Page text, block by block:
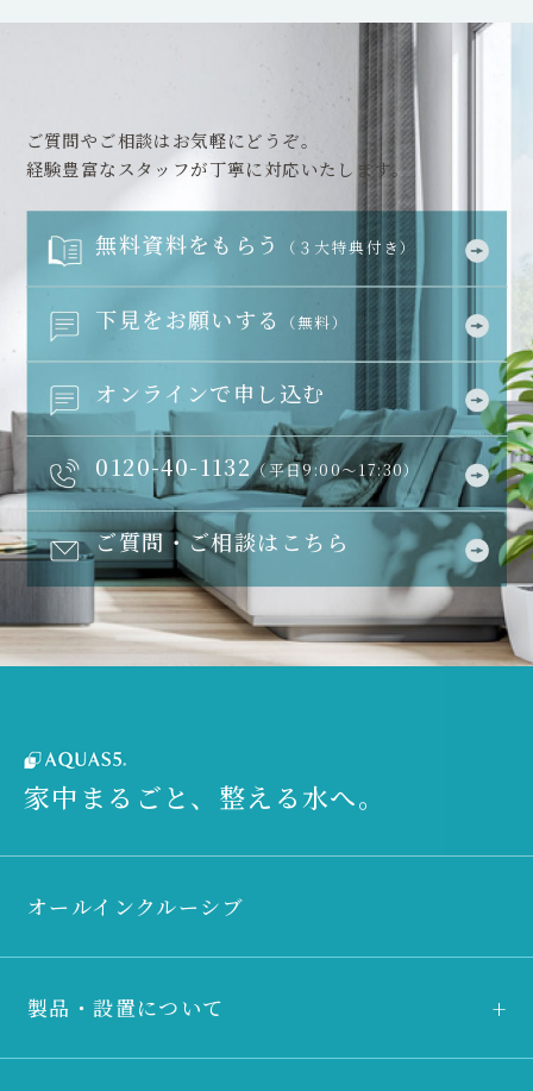
ご質問やご相談はお気軽にどうぞ。
経験豊富なスタッフが丁寧に対応いたします。
無料資料をもらう （３大特典付き）
下見をお願いする （無料）
オンラインで申し込む
0120-40-1132（平日9:00～17:30）
ご質問・ご相談はこちら
家中まるごと、整える水へ。
オールインクルーシブ
製品・設置について